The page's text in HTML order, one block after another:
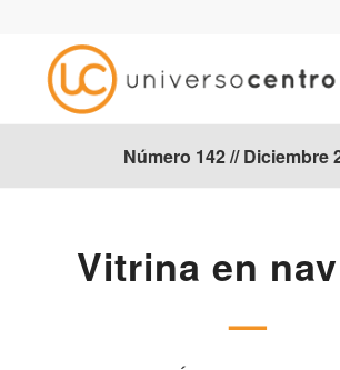
Número 142 // Diciembre
Vitrina en
—